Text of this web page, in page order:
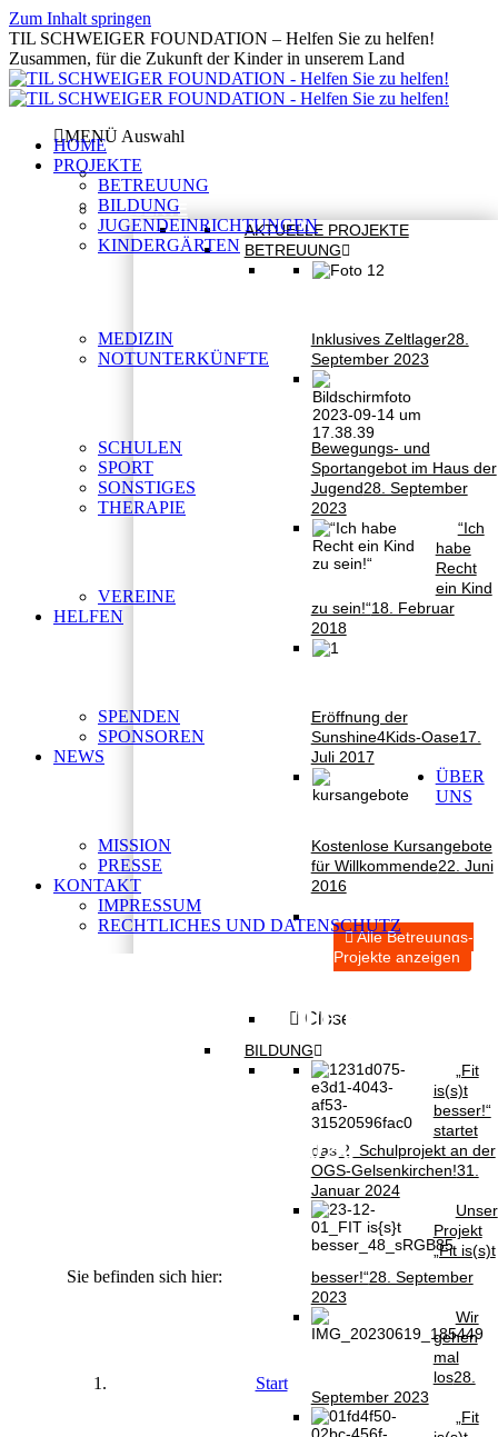
Zum Inhalt springen
TIL SCHWEIGER FOUNDATION – Helfen Sie zu helfen!
Zusammen, für die Zukunft der Kinder in unserem Land
MENÜ Auswahl
HOME
PROJEKTE
AKTUELLE PROJEKTE
BETREUUNG
Inklusives Zeltlager28.
September 2023
Bewegungs- und
Sportangebot im Haus der
Jugend28. September
2023
“Ich
habe
Recht
ein Kind
zu sein!“18. Februar
2018
Eröffnung der
Sunshine4Kids-Oase17.
Juli 2017
Kostenlose Kursangebote
für Willkommende22. Juni
2016
Alle Betreuungs-
Projekte anzeigen
Close
BILDUNG
„Fit
is(s)t
besser!“
startet
das 2. Schulprojekt an der
OGS-Gelsenkirchen!31.
Januar 2024
Unser
Projekt
„Fit is(s)t
besser!“28. September
2023
Wir
gehen
mal
los28.
September 2023
„Fit
HOME
PROJEKTE
BETREUUNG
BILDUNG
JUGENDEINRICHTUNGEN
KINDERGÄRTEN
MEDIZIN
NOTUNTERKÜNFTE
SCHULEN
SPORT
SONSTIGES
THERAPIE
VEREINE
HELFEN
SPENDEN
SPONSOREN
NEWS
ÜBER
UNS
MISSION
PRESSE
KONTAKT
IMPRESSUM
RECHTLICHES UND DATENSCHUTZ
NEWSLETTER
JANUAR 2020
Sie befinden sich hier:
Start